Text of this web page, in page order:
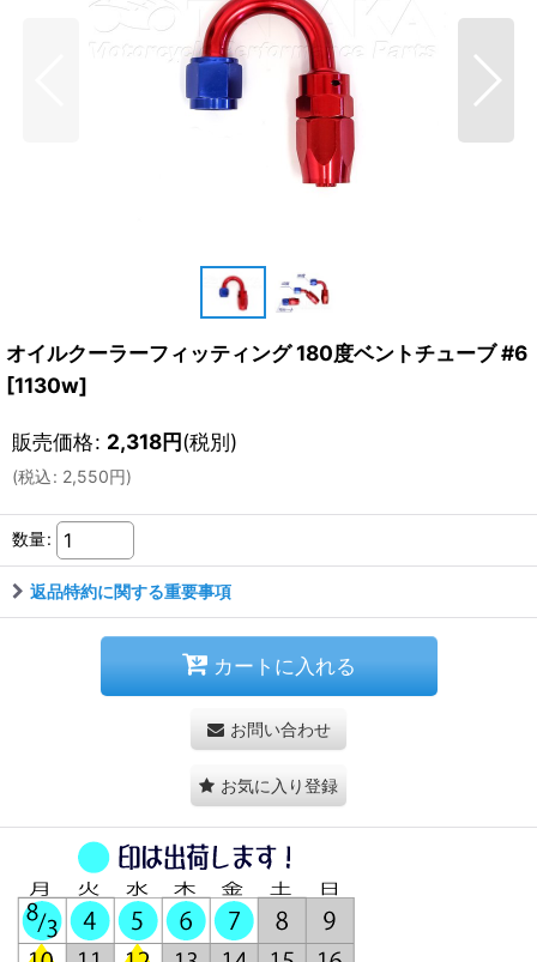
オイルクーラーフィッティング 180度ベントチューブ #6
[1130w]
販売価格: 2,318円(税別)
(税込: 2,550円)
数量:
返品特約に関する重要事項
カートに入れる
お問い合わせ
お気に入り登録